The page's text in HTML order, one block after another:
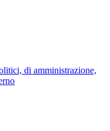
di amministrazione,